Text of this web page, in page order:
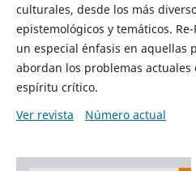
culturales, desde los más
epistemológicos y temáticos.
un especial énfasis en aquellas
abordan los problemas
espíritu crítico.
Ver revista
Número actual